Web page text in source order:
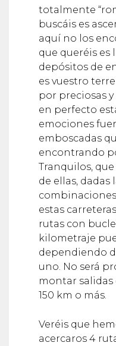
totalmente
buscáis es
aquí no los
que queréis es
depósitos de
es vuestro
por preciosas
en perfecto
emociones
emboscadas
encontrando
Tranquilos,
de ellas,
estas
rutas con
kilometraje
dependiendo
uno. No será
montar salidas
150 km o más.
Veréis que
acercaros 4